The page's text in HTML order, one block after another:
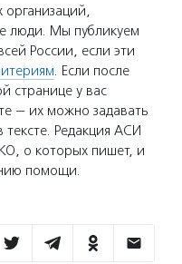
организаций,
люди. Мы публикуем
России, если эти
. Если после
странице у вас
— их можно задавать
Редакция АСИ
о которых пишет, и
помощи.